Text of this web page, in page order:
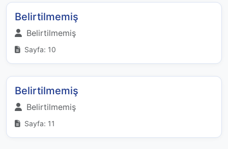
Belirtilmemiş
Belirtilmemiş
Sayfa: 10
Belirtilmemiş
Belirtilmemiş
Sayfa: 11